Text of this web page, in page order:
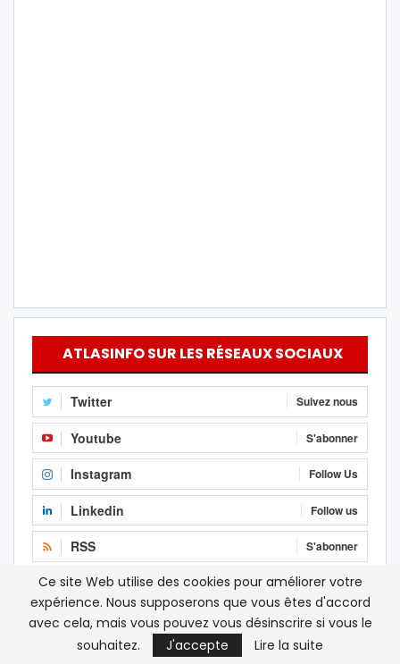
ATLASINFO SUR LES RÉSEAUX SOCIAUX
Twitter Suivez nous
Youtube S'abonner
Instagram Follow Us
Linkedin Follow us
RSS S'abonner
Facebook J'aime
Ce site Web utilise des cookies pour améliorer votre
expérience. Nous supposerons que vous êtes d'accord
avec cela, mais vous pouvez vous désinscrire si vous le
souhaitez.
J'accepte Lire la suite